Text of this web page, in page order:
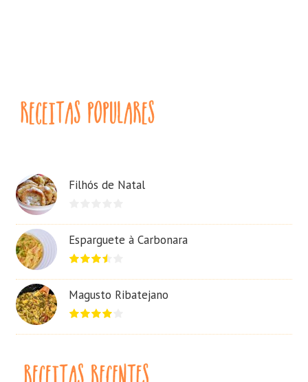
Filhós de Natal
Esparguete à Carbonara
Magusto Ribatejano